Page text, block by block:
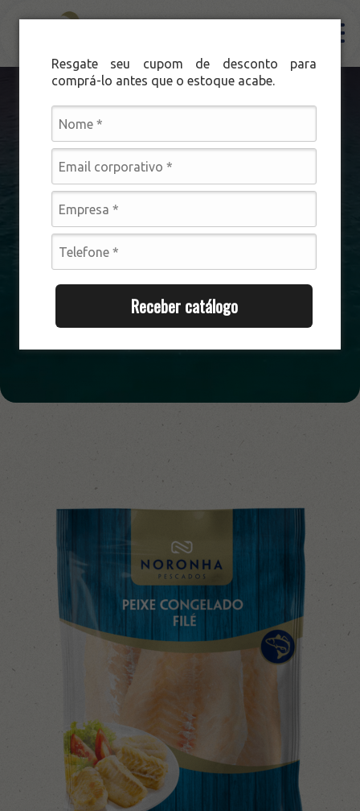
Resgate seu cupom de desconto para
comprá-lo antes que o estoque acabe.
Receber catálogo
Nossa história
Procedência e Qualidade
Produtos
Noronha Pescados
Popeye Seafood
Noronha Olive
Receitas
Contato
Produtos Filés Filé de Peixe